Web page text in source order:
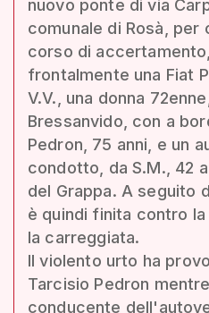
nuovo ponte di via
comunale di Rosà, per
corso di
frontalmente una Fiat
V.V., una donna
Bressanvido, con a
Pedron, 75 anni, e un
condotto, da S.M., 42
del Grappa. A seguito
è quindi finita contro
la carreggiata.
Il violento urto ha
Tarcisio Pedron
conducente